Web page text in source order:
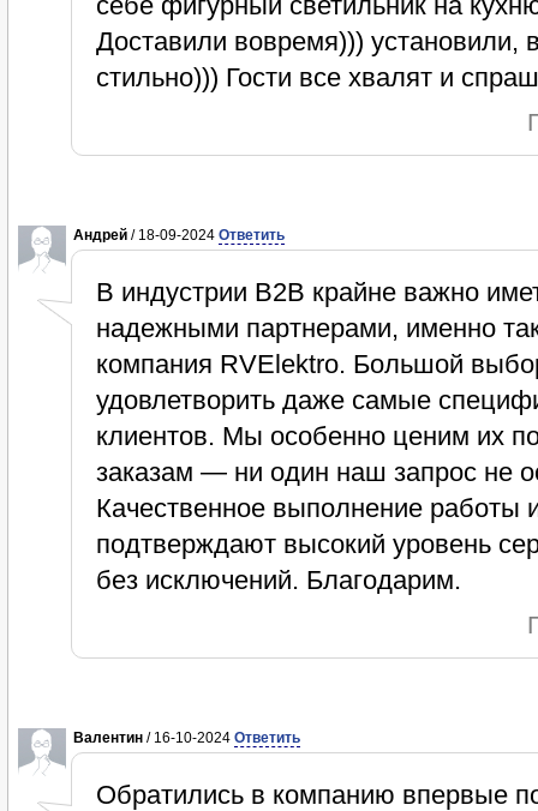
Доставили вовремя))) установили,
стильно))) Гости все хвалят и
Андрей / 18-09-2024 Ответить
В индустрии B2B крайне важно
надежными партнерами, именно
компания RVElektro. Большой
удовлетворить даже самые
клиентов. Мы особенно ценим их
заказам — ни один наш запрос не
Качественное выполнение работы
подтверждают высокий уровень
без исключений. Благодарим.
Валентин / 16-10-2024 Ответить
Обратились в компанию впервые